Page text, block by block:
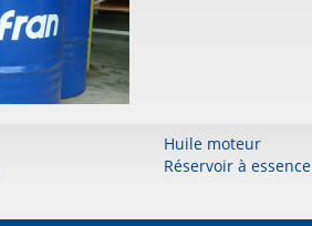
Huile moteur
Réservoir à essence